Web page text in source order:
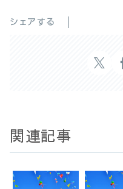
シェアする
関連記事